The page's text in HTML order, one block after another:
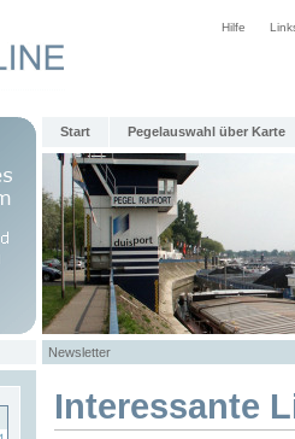
Hilfe
Start Pegelauswahl über Karte
Newsletter
Interessante